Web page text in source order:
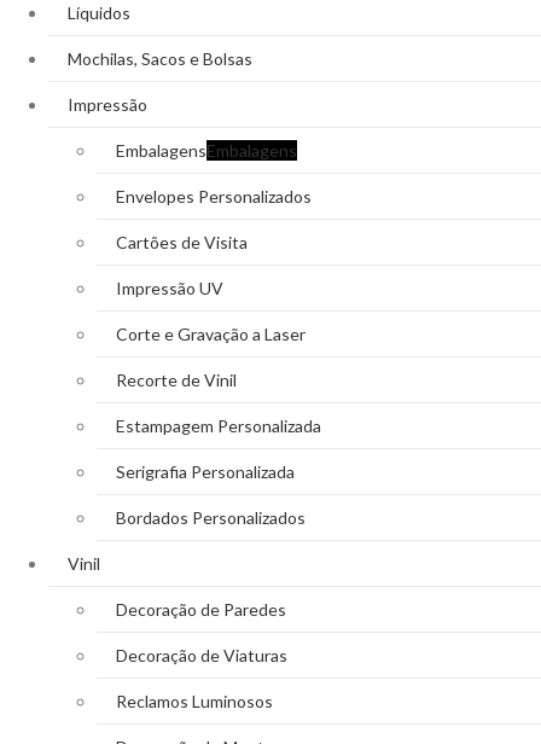
Líquidos
Mochilas, Sacos e Bolsas
Impressão
EmbalagensEmbalagens
Envelopes Personalizados
Cartões de Visita
Impressão UV
Corte e Gravação a Laser
Recorte de Vinil
Estampagem Personalizada
Serigrafia Personalizada
Bordados Personalizados
Vinil
Decoração de Paredes
Decoração de Viaturas
Reclamos Luminosos